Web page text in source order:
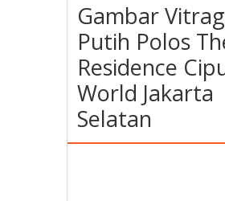
Gambar
Putih Polos
Residence
World Jakarta
Selatan